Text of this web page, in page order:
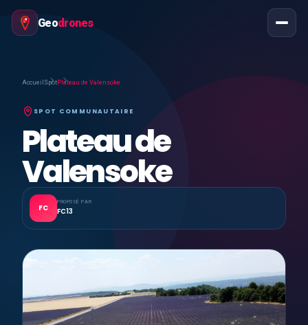
Geodrones
Accueil SpotPlateau de Valensoke
SPOT COMMUNAUTAIRE
Plateau de
Valensoke
FC
PROPOSÉ PAR
FC13